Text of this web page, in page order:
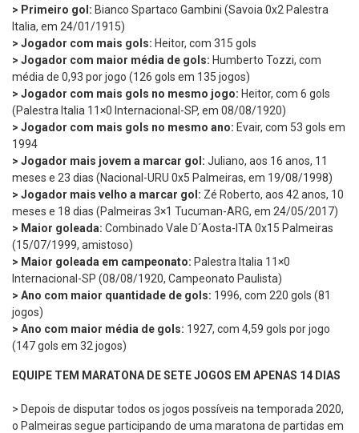
> Primeiro gol: Bianco Spartaco Gambini (Savoia 0x2 Palestra
Italia, em 24/01/1915)
> Jogador com mais gols: Heitor, com 315 gols
> Jogador com maior média de gols: Humberto Tozzi, com
média de 0,93 por jogo (126 gols em 135 jogos)
> Jogador com mais gols no mesmo jogo: Heitor, com 6 gols
(Palestra Italia 11×0 Internacional-SP, em 08/08/1920)
> Jogador com mais gols no mesmo ano: Evair, com 53 gols em
1994
> Jogador mais jovem a marcar gol: Juliano, aos 16 anos, 11
meses e 23 dias (Nacional-URU 0x5 Palmeiras, em 19/08/1998)
> Jogador mais velho a marcar gol: Zé Roberto, aos 42 anos, 10
meses e 18 dias (Palmeiras 3×1 Tucuman-ARG, em 24/05/2017)
> Maior goleada: Combinado Vale D´Aosta-ITA 0x15 Palmeiras
(15/07/1999, amistoso)
> Maior goleada em campeonato: Palestra Italia 11×0
Internacional-SP (08/08/1920, Campeonato Paulista)
> Ano com maior quantidade de gols: 1996, com 220 gols (81
jogos)
> Ano com maior média de gols: 1927, com 4,59 gols por jogo
(147 gols em 32 jogos)
EQUIPE TEM MARATONA DE SETE JOGOS EM APENAS 14 DIAS
> Depois de disputar todos os jogos possíveis na temporada 2020,
o Palmeiras segue participando de uma maratona de partidas em